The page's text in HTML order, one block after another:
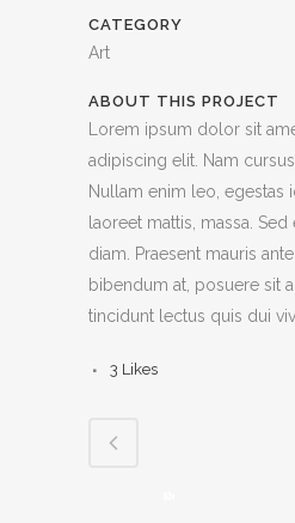
CATEGORY
Art
ABOUT THIS PROJECT
Lorem ipsum dolor sit
adipiscing elit. Nam
Nullam enim leo, egestas
laoreet mattis, massa.
diam. Praesent mauris
bibendum at, posuere sit
tincidunt lectus quis dui
3 Likes